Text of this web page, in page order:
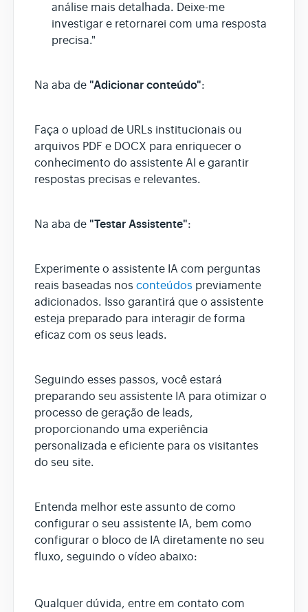
análise mais detalhada. Deixe-me
investigar e retornarei com uma resposta
precisa."
Na aba de "Adicionar conteúdo":
Faça o upload de URLs institucionais ou
arquivos PDF e DOCX para enriquecer o
conhecimento do assistente AI e garantir
respostas precisas e relevantes.
Na aba de "Testar Assistente":
Experimente o assistente IA com perguntas
reais baseadas nos conteúdos previamente
adicionados. Isso garantirá que o assistente
esteja preparado para interagir de forma
eficaz com os seus leads.
Seguindo esses passos, você estará
preparando seu assistente IA para otimizar o
processo de geração de leads,
proporcionando uma experiência
personalizada e eficiente para os visitantes
do seu site.
Entenda melhor este assunto de como
configurar o seu assistente IA, bem como
configurar o bloco de IA diretamente no seu
fluxo, seguindo o vídeo abaixo:
Qualquer dúvida, entre em contato com